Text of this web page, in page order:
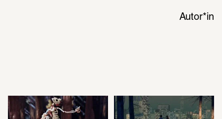
Autor*in